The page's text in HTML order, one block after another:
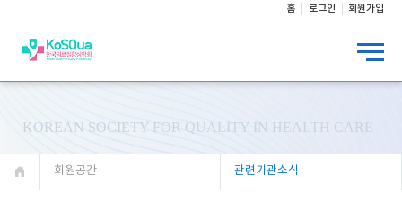
홈 로그인 회원가입
KOREAN SOCIETY FOR QUALITY IN HEALTH CARE
회원공간 관련기관소식